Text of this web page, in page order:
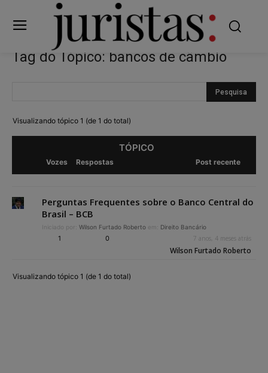
Tag do Tópico: bancos de câmbio
Visualizando tópico 1 (de 1 do total)
TÓPICO
Vozes Respostas Post recente
Perguntas Frequentes sobre o Banco Central do
Brasil – BCB
Iniciado por: Wilson Furtado Roberto em: Direito Bancário
1 0 7 anos, 4 meses atrás
Wilson Furtado Roberto
Visualizando tópico 1 (de 1 do total)